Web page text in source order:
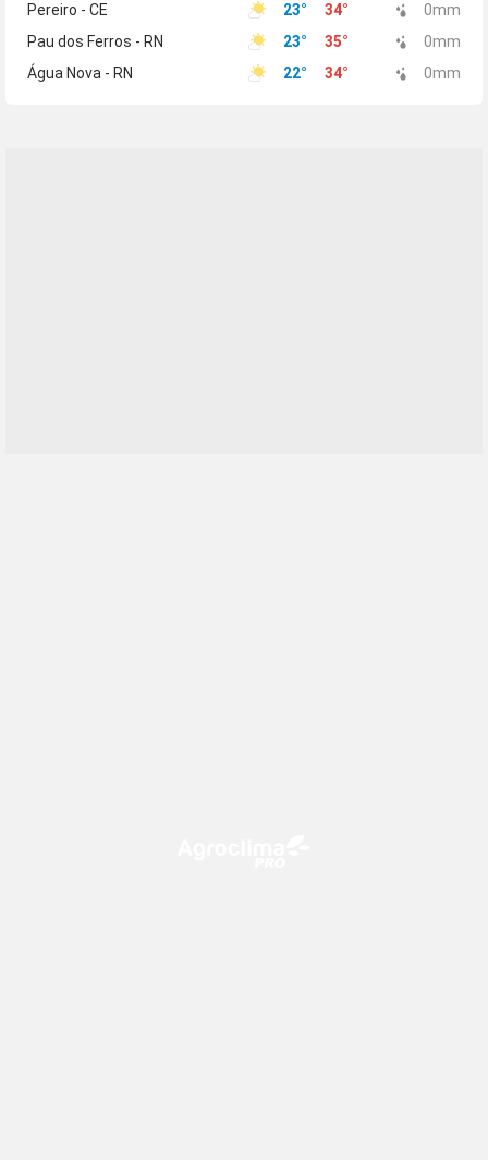
Pereiro - CE
23° 34° 0mm
Pau dos Ferros - RN
23° 35° 0mm
Água Nova - RN
22° 34° 0mm